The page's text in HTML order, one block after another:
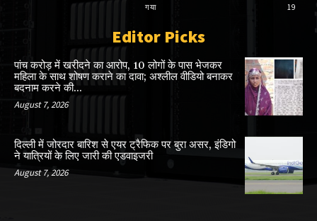
गया
19
Editor Picks
पांच करोड़ में खरीदने का आरोप, 10 लोगों के पास भेजकर
महिला के साथ शोषण कराने का दावा; अश्लील वीडियो बनाकर
बदनाम करने की...
August 7, 2026
दिल्ली में जोरदार बारिश से एयर ट्रैफिक पर बुरा असर, इंडिगो
ने यात्रियों के लिए जारी की एडवाइजरी
August 7, 2026